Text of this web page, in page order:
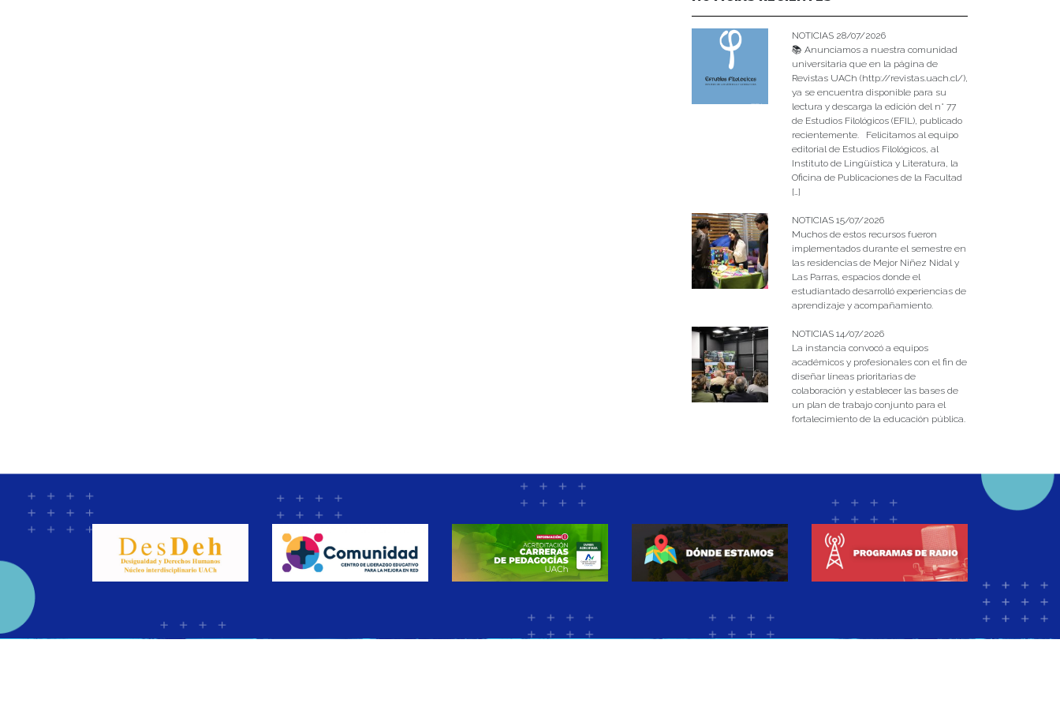
NOTICIAS 28/07/2026
📚 Anunciamos a nuestra comunidad
universitaria que en la página de
Revistas UACh (http://revistas.uach.cl/),
ya se encuentra disponible para su
lectura y descarga la edición del n° 77
de Estudios Filológicos (EFIL), publicado
recientemente. Felicitamos al equipo
editorial de Estudios Filológicos, al
Instituto de Lingüística y Literatura, la
Oficina de Publicaciones de la Facultad
[…]
NOTICIAS 15/07/2026
Muchos de estos recursos fueron
implementados durante el semestre en
las residencias de Mejor Niñez Nidal y
Las Parras, espacios donde el
estudiantado desarrolló experiencias de
aprendizaje y acompañamiento.
NOTICIAS 14/07/2026
La instancia convocó a equipos
académicos y profesionales con el fin de
diseñar líneas prioritarias de
colaboración y establecer las bases de
un plan de trabajo conjunto para el
fortalecimiento de la educación pública.